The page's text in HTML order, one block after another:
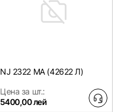
NJ 2322 MA (42622 Л)
Цена за шт.:
5400,00 лей